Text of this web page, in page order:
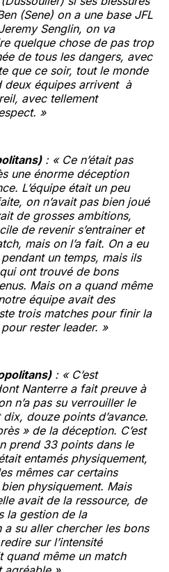
(Sene) on a une base JFL
Senglin, on va
quelque chose de pas trop
de tous les dangers, avec
que ce soir, tout le monde
deux équipes arrivent à
avec tellement
»
: « Ce n’était pas
une énorme déception
L’équipe était un peu
on n’avait pas bien joué
de grosses ambitions,
de revenir s’entrainer et
mais on l’a fait. On a eu
un temps, mais ils
ont trouvé de bons
Mais on a quand même
équipe avait des
trois matches pour finir la
rester leader. »
: « C’est
Nanterre a fait preuve à
n’a pas su verrouiller le
douze points d’avance.
» de la déception. C’est
prend 33 points dans le
entamés physiquement,
mêmes car certains
physiquement. Mais
avait de la ressource, de
la gestion de la
su aller chercher les bons
sur l’intensité
quand même un match